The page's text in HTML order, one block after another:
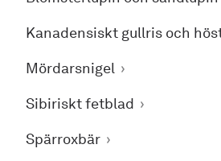
Kanadensiskt gullris och
Mördarsnigel
Sibiriskt fetblad
Spärroxbär